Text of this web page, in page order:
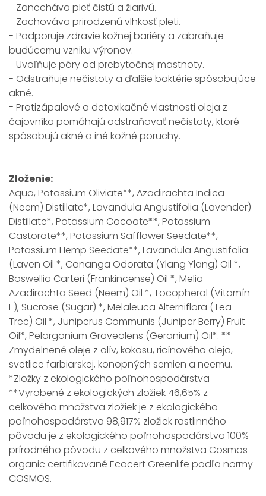
- Zanecháva pleť čistú a žiarivú.
- Zachováva prirodzenú vlhkosť pleti.
- Podporuje zdravie kožnej bariéry a zabraňuje
budúcemu vzniku výronov.
- Uvoľňuje póry od prebytočnej mastnoty.
- Odstraňuje nečistoty a ďalšie baktérie spôsobujúce
akné.
- Protizápalové a detoxikačné vlastnosti oleja z
čajovníka pomáhajú odstraňovať nečistoty, ktoré
spôsobujú akné a iné kožné poruchy.
Zloženie:
Aqua, Potassium Oliviate**, Azadirachta Indica
(Neem) Distillate*, Lavandula Angustifolia (Lavender)
Distillate*, Potassium Cocoate**, Potassium
Castorate**, Potassium Safflower Seedate**,
Potassium Hemp Seedate**, Lavandula Angustifolia
(Laven Oil *, Cananga Odorata (Ylang Ylang) Oil *,
Boswellia Carteri (Frankincense) Oil *, Melia
Azadirachta Seed (Neem) Oil *, Tocopherol (Vitamín
E), Sucrose (Sugar) *, Melaleuca Alterniflora (Tea
Tree) Oil *, Juniperus Communis (Juniper Berry) Fruit
Oil*, Pelargonium Graveolens (Geranium) Oil*. **
Zmydelnené oleje z olív, kokosu, ricínového oleja,
svetlice farbiarskej, konopných semien a neemu.
*Zložky z ekologického poľnohospodárstva
**Vyrobené z ekologických zložiek 46,65% z
celkového množstva zložiek je z ekologického
poľnohospodárstva 98,917% zložiek rastlinného
pôvodu je z ekologického poľnohospodárstva 100%
prírodného pôvodu z celkového množstva Cosmos
organic certifikované Ecocert Greenlife podľa normy
COSMOS.